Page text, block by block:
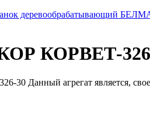
деревообрабатывающий
КОРВЕТ-
Данный агрегат является,